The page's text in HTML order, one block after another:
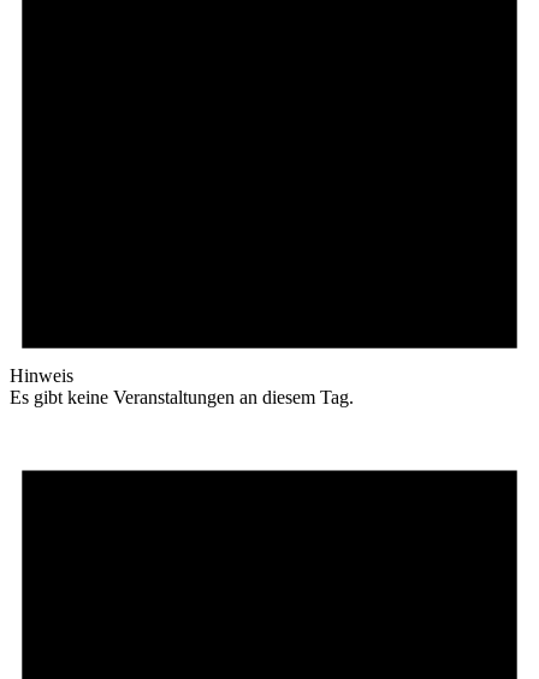
Hinweis
Es gibt keine Veranstaltungen an diesem Tag.